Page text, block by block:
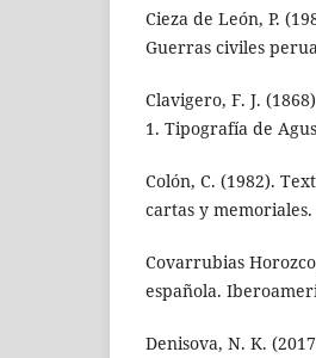
Cieza de León, P.
Guerras civiles
Clavigero, F. J.
1. Tipografía de
Colón, C. (1982).
cartas y
Covarrubias
española.
Denisova, N. K.